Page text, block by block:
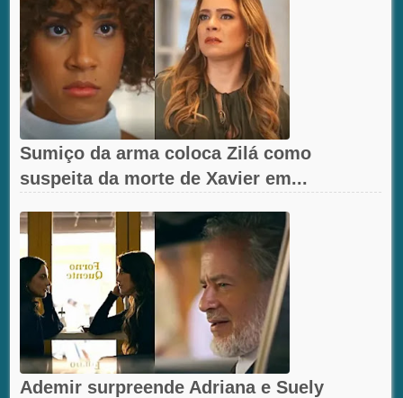
Sumiço da arma coloca Zilá como
suspeita da morte de Xavier em...
Ademir surpreende Adriana e Suely